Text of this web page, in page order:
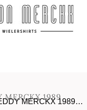
MERCKX 1989
MERCKX 1989…